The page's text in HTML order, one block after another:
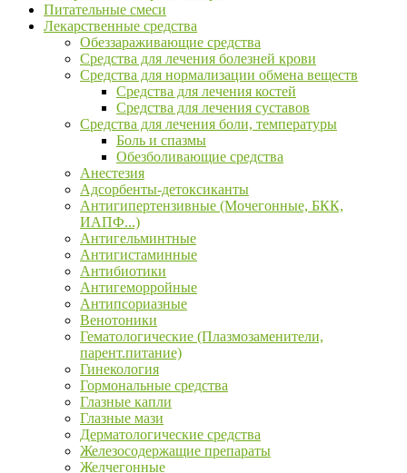
Питательные смеси
Лекарственные средства
Обеззараживающие средства
Средства для лечения болезней крови
Средства для нормализации обмена веществ
Средства для лечения костей
Средства для лечения суставов
Средства для лечения боли, температуры
Боль и спазмы
Обезболивающие средства
Анестезия
Адсорбенты-детоксиканты
Антигипертензивные (Мочегонные, БКК,
ИАПФ...)
Антигельминтные
Антигистаминные
Антибиотики
Антигеморройные
Антипсориазные
Венотоники
Гематологические (Плазмозаменители,
парент.питание)
Гинекология
Гормональные средства
Глазные капли
Глазные мази
Дерматологические средства
Железосодержащие препараты
Желчегонные